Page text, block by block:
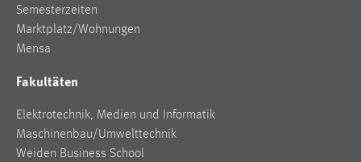
Semesterzeiten
Marktplatz/Wohnungen
Mensa
Fakultäten
Elektrotechnik, Medien und Informatik
Maschinenbau/Umwelttechnik
Weiden Business School
Cookie Laufzeit:
3 Monate
Facebook Pixel
Name:
_fbp
Anbieter: